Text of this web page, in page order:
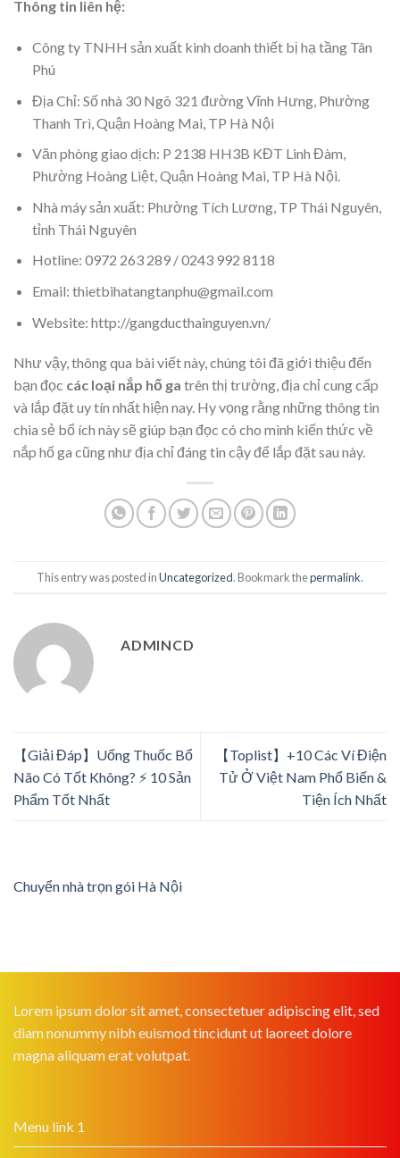
Thông tin liên hệ:
Công ty TNHH sản xuất kinh doanh thiết bị hạ tầng Tân
Phú
Địa Chỉ: Số nhà 30 Ngõ 321 đường Vĩnh Hưng, Phường
Thanh Trì, Quận Hoàng Mai, TP Hà Nội
Văn phòng giao dịch: P 2138 HH3B KĐT Linh Đàm,
Phường Hoàng Liệt, Quận Hoàng Mai, TP Hà Nội.
Nhà máy sản xuất: Phường Tích Lương, TP Thái Nguyên,
tỉnh Thái Nguyên
Hotline: 0972 263 289 / 0243 992 8118
Email: thietbihatangtanphu@gmail.com
Website: http://gangducthainguyen.vn/
Như vậy, thông qua bài viết này, chúng tôi đã giới thiệu đến
bạn đọc các loại nắp hố ga trên thị trường, địa chỉ cung cấp
và lắp đặt uy tín nhất hiện nay. Hy vọng rằng những thông tin
chia sẻ bổ ích này sẽ giúp bạn đọc có cho mình kiến thức về
nắp hố ga cũng như địa chỉ đáng tin cậy để lắp đặt sau này.
This entry was posted inUncategorized. Bookmark thepermalink.
ADMINCD
【Giải Đáp】Uống Thuốc Bổ
Não Có Tốt Không? ⚡️ 10 Sản
Phẩm Tốt Nhất
【Toplist】+10 Các Ví Điện
Tử Ở Việt Nam Phổ Biến &
Tiện Ích Nhất
Chuyển nhà trọn gói Hà Nội
Lorem ipsum dolor sit amet, consectetuer adipiscing elit, sed
diam nonummy nibh euismod tincidunt ut laoreet dolore
magna aliquam erat volutpat.
Menu link 1